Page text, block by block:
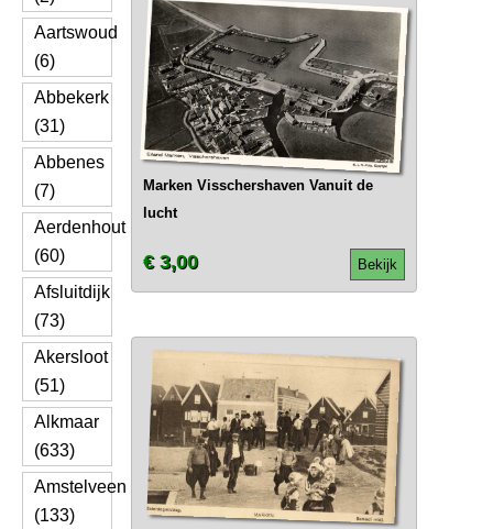
Aartswoud
(6)
Abbekerk
(31)
Abbenes
(7)
Aerdenhout
(60)
Afsluitdijk
(73)
Akersloot
(51)
Alkmaar
(633)
Amstelveen
(133)
Marken Visschershaven Vanuit de
lucht
Bekijk
€ 3,00